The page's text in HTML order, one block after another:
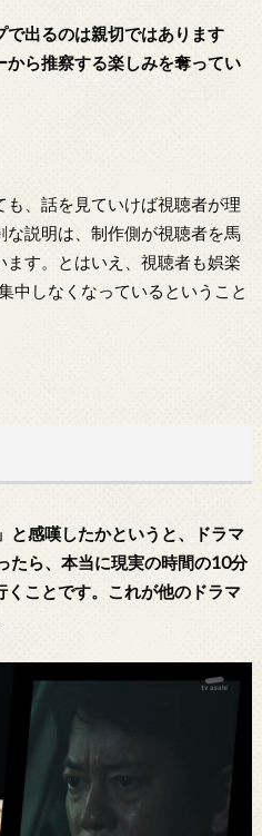
出るのは親切ではあります
から推察する楽しみを奪ってい
、話を見ていけば視聴者が理
説明は、制作側が視聴者を馬
す。とはいえ、視聴者も娯楽
中しなくなっているということ
と感嘆したかというと、ドラマ
たら、本当に現実の時間の10分
ことです。これが他のドラマ